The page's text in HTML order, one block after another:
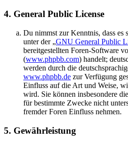
4. General Public License
Du nimmst zur Kenntnis, dass es
unter der „GNU General Public
bereitgestellten Foren-Software
(www.phpbb.com) handelt;
werden durch die
www.phpbb.de zur Verfügung
Einfluss auf die Art und Weise,
wird. Sie können insbesondere
für bestimmte Zwecke nicht
fremder Foren Einfluss nehmen.
5. Gewährleistung